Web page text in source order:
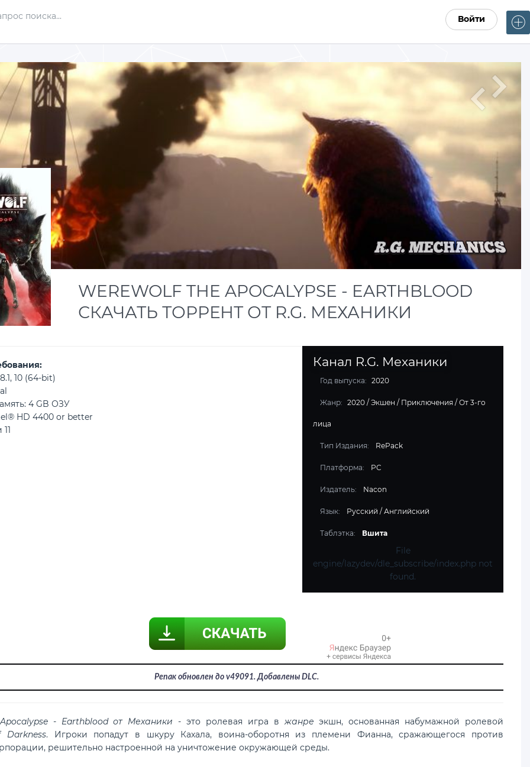
Войти
WEREWOLF THE APOCALYPSE - EARTHBLOOD
СКАЧАТЬ ТОРРЕНТ ОТ R.G. МЕХАНИКИ
Канал R.G. Механики
Год выпуска: 2020
Жанр: 2020 /Экшен / Приключения /От 3-го
лица
Тип Издания: RePack
Платформа: PC
Издатель: Nacon
Язык: Русский / Английский
Таблэтка: Вшита
File
engine/lazydev/dle_subscribe/index.php not
found.
10 (64-bit)
4 GB ОЗУ
HD 4400 or better
Репак обновлен до v49091. Добавлены DLC.
- Earthblood от Механики - это ролевая игра в жанре экшн, основанная набумажной ролевой
. Игроки попадут в шкуру Кахала, воина-оборотня из племени Фианна, сражающегося против
решительно настроенной на уничтожение окружающей среды.